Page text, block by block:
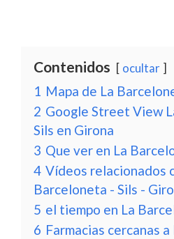
Contenidos ocultar
1 Mapa de La
2 Google Street View
Sils en Girona
3 Que ver en La
4 Vídeos relacionados
Barceloneta - Sils -
5 el tiempo en La
6 Farmacias cercanas